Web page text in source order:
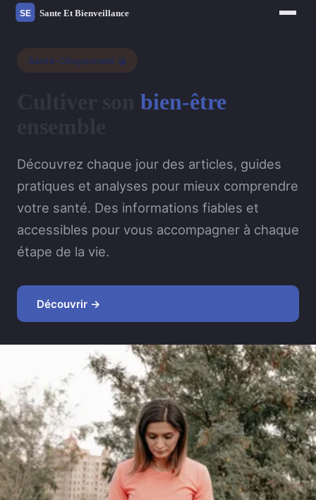
Santé-Citoyenneté 🤝
bien-être
Découvrez chaque jour des articles, guides
pratiques et analyses pour mieux comprendre
votre santé. Des informations fiables et
accessibles pour vous accompagner à chaque
étape de la vie.
Découvrir →